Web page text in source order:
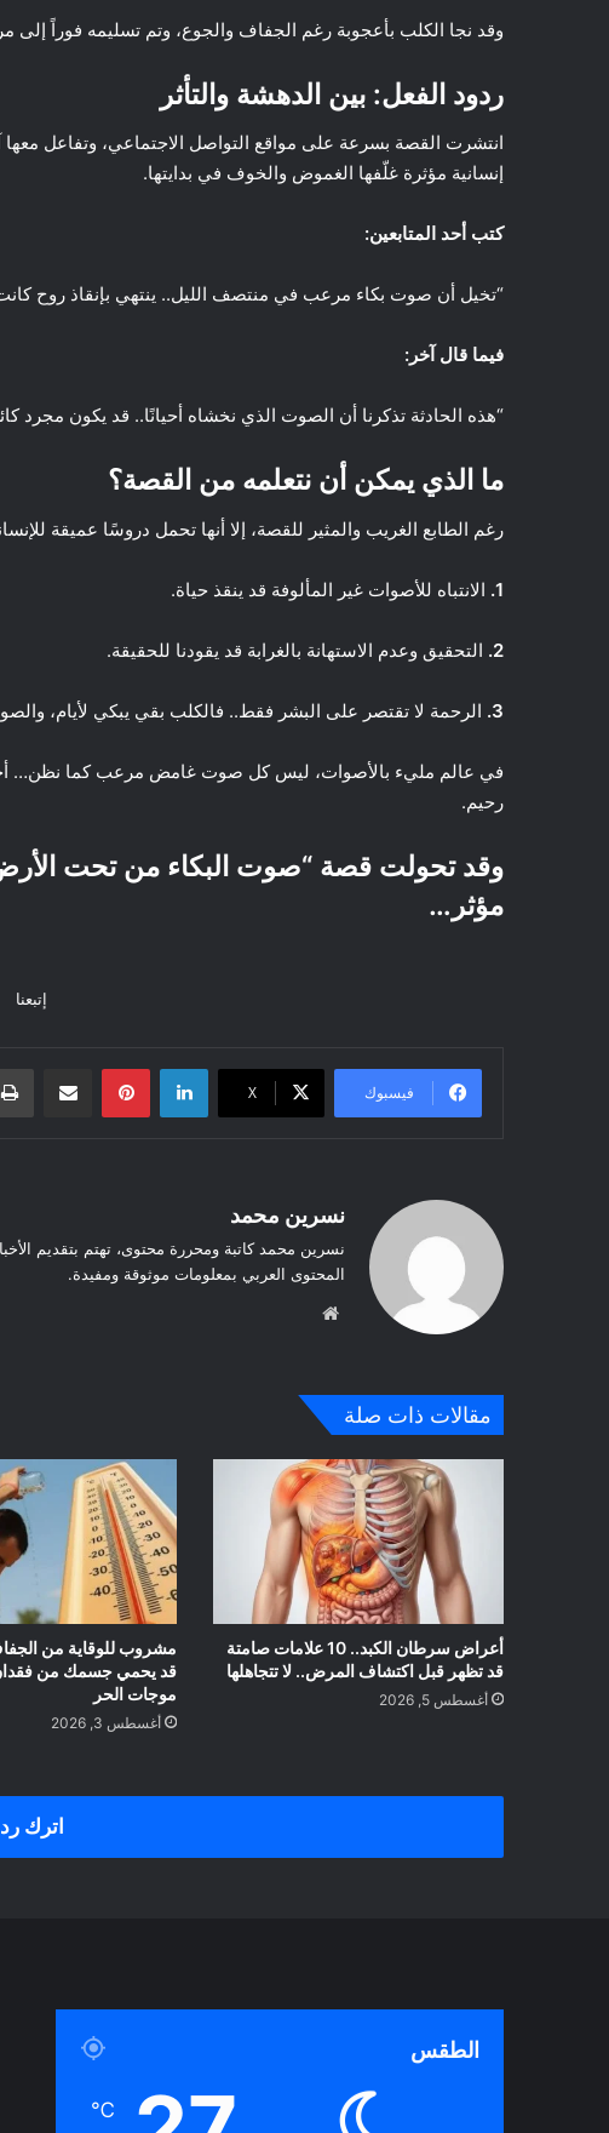
وقد نجا الكلب بأعجوبة رغم الجفاف والجوع، وتم تسليمه فوراً إلى
ردود الفعل: بين الدهشة والتأثر
انتشرت القصة بسرعة على مواقع التواصل الاجتماعي، وتفاعل
إنسانية مؤثرة غلّفها الغموض والخوف في بدايتها.
كتب أحد المتابعين:
“تخيل أن صوت بكاء مرعب في منتصف الليل.. ينتهي بإنقاذ روح كانت
فيما قال آخر:
“هذه الحادثة تذكرنا أن الصوت الذي نخشاه أحيانًا.. قد يكون
ما الذي يمكن أن نتعلمه من القصة؟
رغم الطابع الغريب والمثير للقصة، إلا أنها تحمل دروسًا عميقة
1. الانتباه للأصوات غير المألوفة قد ينقذ حياة.
2. التحقيق وعدم الاستهانة بالغرابة قد يقودنا للحقيقة.
3. الرحمة لا تقتصر على البشر فقط.. فالكلب بقي يبكي لأيام،
في عالم مليء بالأصوات، ليس كل صوت غامض مرعب كما نظن…
رحيم.
وقد تحولت قصة “صوت البكاء من تحت
مؤثر…
إتبعنا
فيسبوك ‫X
لينكدإن
نسرين محمد
نسرين محمد كاتبة ومحررة محتوى، تهتم بتقديم
المحتوى العربي بمعلومات موثوقة ومفيدة.
ب
مقالات ذات صلة
أعراض سرطان الكبد.. 10 علامات صامتة
قد تظهر قبل اكتشاف المرض.. لا تتجاهلها
أغسطس 5, 2026
مشروب للوقاية من
قد يحمي جسمك من
موجات الحر
أغسطس 3, 2026
اترك رد
الطقس
℃